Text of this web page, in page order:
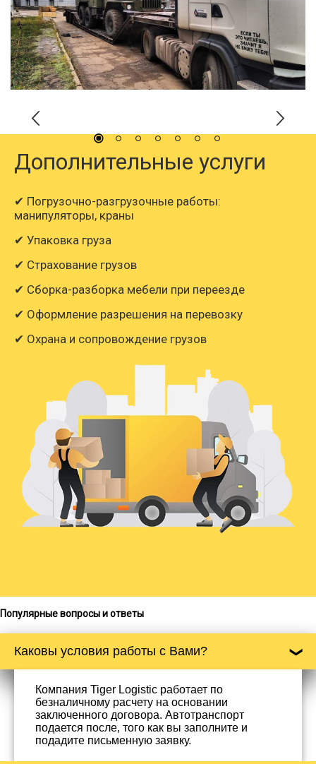
Дополнительные услуги
✔ Погрузочно-разгрузочные работы:
манипуляторы, краны
✔ Упаковка груза
✔ Страхование грузов
✔ Сборка-разборка мебели при переезде
✔ Оформление разрешения на перевозку
✔ Охрана и сопровождение грузов
Популярные вопросы и ответы
Каковы условия работы с Вами?
Компания Tiger Logistic работает по
безналичному расчету на основании
заключенного договора. Автотранспорт
подается после, того как вы заполните и
подадите письменную заявку.